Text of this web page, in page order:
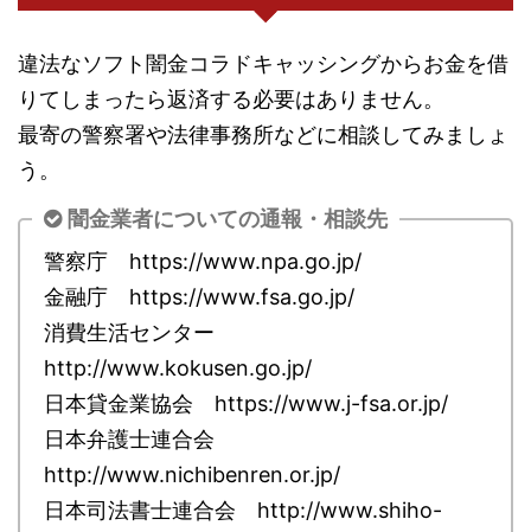
違法なソフト闇金コラドキャッシングからお金を借
りてしまったら返済する必要はありません。
最寄の警察署や法律事務所などに相談してみましょ
う。
闇金業者についての通報・相談先
警察庁 https://www.npa.go.jp/
金融庁 https://www.fsa.go.jp/
消費生活センター
http://www.kokusen.go.jp/
日本貸金業協会 https://www.j-fsa.or.jp/
日本弁護士連合会
http://www.nichibenren.or.jp/
日本司法書士連合会 http://www.shiho-